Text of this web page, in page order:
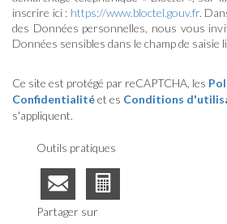
inscrire ici : https://www.bloctel.gouv.fr.
des Données personnelles, nous vous
Données sensibles dans le champ de saisie
Ce site est protégé par reCAPTCHA, les
Confidentialitéet es Conditions
s'appliquent.
Outils pratiques
Partager sur